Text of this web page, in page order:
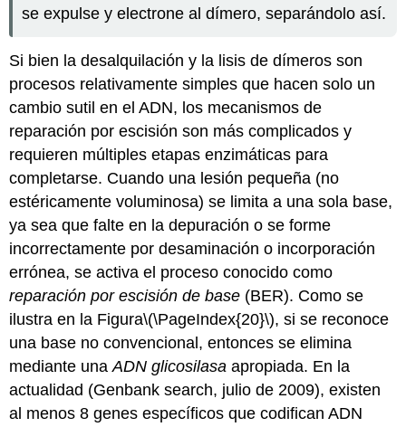
se expulse y electrone al dímero, separándolo así.
Si bien la desalquilación y la lisis de dímeros son
procesos relativamente simples que hacen solo un
cambio sutil en el ADN, los mecanismos de
reparación por escisión son más complicados y
requieren múltiples etapas enzimáticas para
completarse. Cuando una lesión pequeña (no
estéricamente voluminosa) se limita a una sola base,
ya sea que falte en la depuración o se forme
incorrectamente por desaminación o incorporación
errónea, se activa el proceso conocido como
reparación por escisión de base (BER). Como se
ilustra en la Figura\(\PageIndex{20}\), si se reconoce
una base no convencional, entonces se elimina
mediante unaADN glicosilasa apropiada. En la
actualidad (Genbank search, julio de 2009), existen
al menos 8 genes específicos que codifican ADN